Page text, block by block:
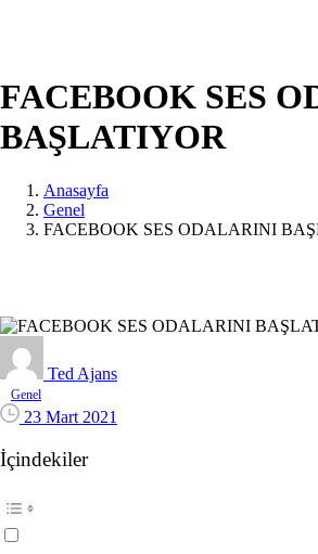
FACEBOOK SES
BAŞLATIYOR
Anasayfa
Genel
FACEBOOK SES ODALARINI
Ted Ajans
Genel
23 Mart 2021
İçindekiler